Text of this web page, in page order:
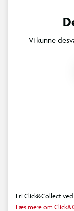
Vi kunne
Fri Click&Collect
Læs mere om